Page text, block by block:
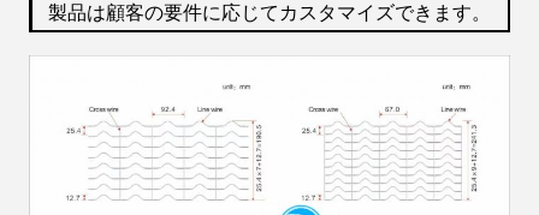
製品は顧客の要件に応じてカスタマイズできます。